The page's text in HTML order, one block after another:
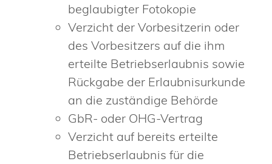
beglaubigter Fotokopie
Verzicht der Vorbesitzerin oder
des Vorbesitzers auf die ihm
erteilte Betriebserlaubnis sowie
Rückgabe der Erlaubnisurkunde
an die zuständige Behörde
GbR- oder OHG-Vertrag
Verzicht auf bereits erteilte
Betriebserlaubnis für die